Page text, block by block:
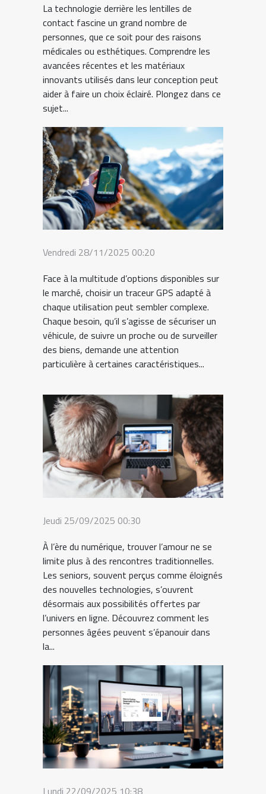
La technologie derrière les lentilles de
contact fascine un grand nombre de
personnes, que ce soit pour des raisons
médicales ou esthétiques. Comprendre les
avancées récentes et les matériaux
innovants utilisés dans leur conception peut
aider à faire un choix éclairé. Plongez dans ce
sujet...
Vendredi 28/11/2025 00:20
Face à la multitude d’options disponibles sur
le marché, choisir un traceur GPS adapté à
chaque utilisation peut sembler complexe.
Chaque besoin, qu’il s’agisse de sécuriser un
véhicule, de suivre un proche ou de surveiller
des biens, demande une attention
particulière à certaines caractéristiques...
Jeudi 25/09/2025 00:30
À l’ère du numérique, trouver l’amour ne se
limite plus à des rencontres traditionnelles.
Les seniors, souvent perçus comme éloignés
des nouvelles technologies, s’ouvrent
désormais aux possibilités offertes par
l’univers en ligne. Découvrez comment les
personnes âgées peuvent s’épanouir dans
la...
Lundi 22/09/2025 10:38